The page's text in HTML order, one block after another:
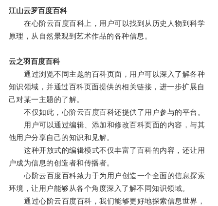
江山云罗百度百科
在心阶云百度百科上，用户可以找到从历史人物到科学
原理，从自然景观到艺术作品的各种信息。
云之羽百度百科
通过浏览不同主题的百科页面，用户可以深入了解各种
知识领域，并通过百科页面提供的相关链接，进一步扩展自
己对某一主题的了解。
不仅如此，心阶云百度百科还提供了用户参与的平台。
用户可以通过编辑、添加和修改百科页面的内容，与其
他用户分享自己的知识和见解。
这种开放式的编辑模式不仅丰富了百科的内容，还让用
户成为信息的创造者和传播者。
心阶云百度百科致力于为用户创造一个全面的信息探索
环境，让用户能够从各个角度深入了解不同知识领域。
通过心阶云百度百科，我们能够更好地探索信息世界，